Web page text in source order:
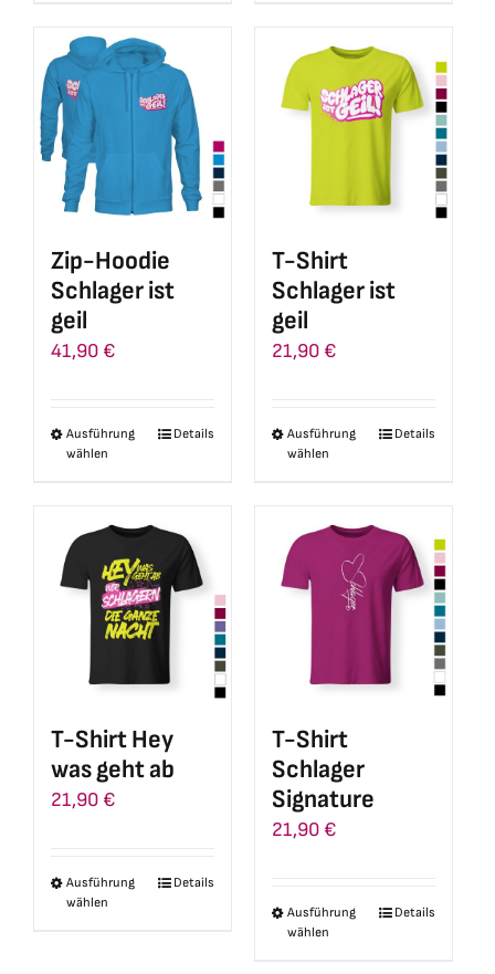
mehrere
Varianten
auf.
Optionen
können
der
Produktseite
mehrere
Varianten
auf.
Optionen
können
Produktseite
Zip-Hoodie
Schlager ist
geil
41,90 €
Ausführung
wählen
Dieses
mehrere
Varianten
auf.
Die
können
der
Produktseite
Details
T-Shirt
Schlager ist
geil
21,90 €
Ausführung
wählen
Dieses
mehrere
Varianten
auf.
Optionen
können
Produktseite
gewählt
Details
T-Shirt Hey
was geht ab
21,90 €
Ausführung
wählen
DiesesDetails
T-Shirt
Schlager
Signature
21,90 €
Ausführung
wählen
DiesesDetails